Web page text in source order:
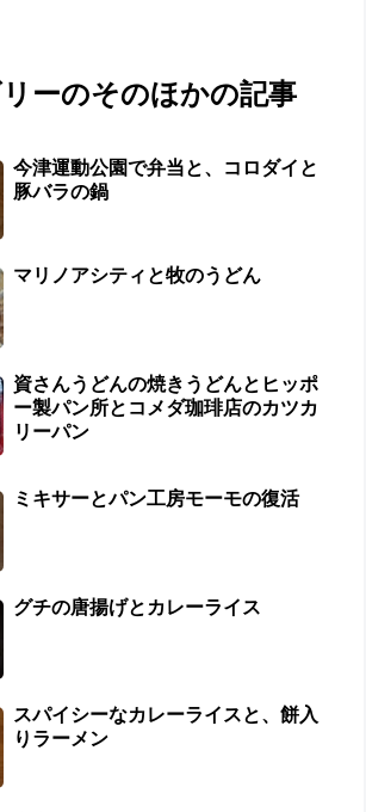
ーのそのほかの記事
今津運動公園で弁当と、コロダイと
豚バラの鍋
マリノアシティと牧のうどん
資さんうどんの焼きうどんとヒッポ
ー製パン所とコメダ珈琲店のカツカ
リーパン
ミキサーとパン工房モーモの復活
グチの唐揚げとカレーライス
スパイシーなカレーライスと、餅入
りラーメン